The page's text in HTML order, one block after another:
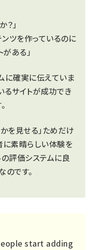
？」
ツを作っているのに
ある」
に確実に伝えていま
るサイトが成功でき
を見せる」ためだけ
に素晴らしい体験を
の評価システムに良
のです。
start adding